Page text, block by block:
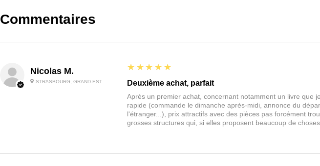
Commentaires
Nicolas M.
STRASBOURG, GRAND-EST
5
★★★★★
Deuxième achat, parfait
Après un premier achat, concernant notamment un livre que
rapide (commande le dimanche après-midi, annonce du
l'étranger...), prix attractifs avec des pièces pas forcément
grosses structures qui, si elles proposent beaucoup de